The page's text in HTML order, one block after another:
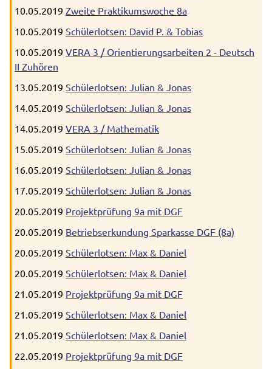
10.05.2019 Zweite Praktikumswoche 8a
10.05.2019 Schülerlotsen: David P. & Tobias
10.05.2019 VERA 3 / Orientierungsarbeiten 2 - Deutsch
II Zuhören
13.05.2019 Schülerlotsen: Julian & Jonas
14.05.2019 Schülerlotsen: Julian & Jonas
14.05.2019 VERA 3 / Mathematik
15.05.2019 Schülerlotsen: Julian & Jonas
16.05.2019 Schülerlotsen: Julian & Jonas
17.05.2019 Schülerlotsen: Julian & Jonas
20.05.2019 Projektprüfung 9a mit DGF
20.05.2019 Betriebserkundung Sparkasse DGF (8a)
20.05.2019 Schülerlotsen: Max & Daniel
20.05.2019 Schülerlotsen: Max & Daniel
21.05.2019 Projektprüfung 9a mit DGF
21.05.2019 Schülerlotsen: Max & Daniel
21.05.2019 Schülerlotsen: Max & Daniel
22.05.2019 Projektprüfung 9a mit DGF